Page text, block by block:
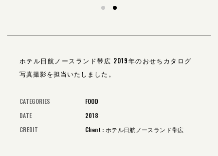
ホテル日航ノースランド帯広 2019年のおせちカタログ
写真撮影を担当いたしました。
CATEGORIES
FOOD
DATE
2018
CREDIT
Client : ホテル日航ノースランド帯広